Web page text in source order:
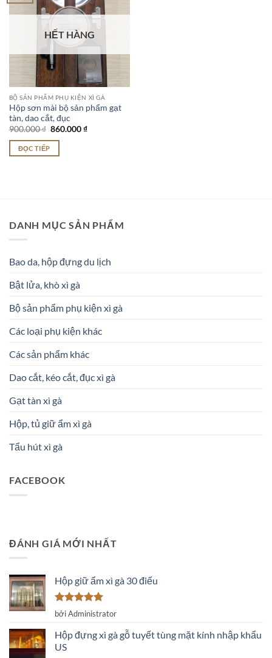
HẾT HÀNG
BỘ SẢN PHẨM PHỤ KIỆN XÌ GÀ
Hộp sơn mài bộ sản phẩm gạt
tàn, dao cắt, đục
900.000₫ Giá
là:
860.000₫Giá
ĐỌC TIẾP
DANH MỤC SẢN PHẨM
Bao da, hộp đựng du lịch
Bật lửa, khò xì gà
Bộ sản phẩm phụ kiện xì gà
Các loại phụ kiện khác
Các sản phẩm khác
Dao cắt, kéo cắt, đục xì gà
Gạt tàn xì gà
Hộp, tủ giữ ẩm xì gà
Tẩu hút xì gà
FACEBOOK
ĐÁNH GIÁ MỚI NHẤT
Hộp giữ ẩm xì gà 30 điếu
Được xếp
sao
bởi Administrator
Hộp đựng xì gà gỗ tuyết tùng mặt kính nhập khẩu
US